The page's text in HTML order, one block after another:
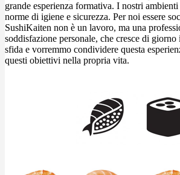
grande esperienza formativa. I nostri
norme di igiene e sicurezza. Per noi essere
SushiKaiten non è un lavoro, ma una
soddisfazione personale, che cresce di
sfida e vorremmo condividere questa
questi obiettivi nella propria vita.